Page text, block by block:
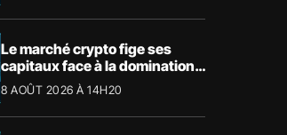
Le marché crypto fige ses
capitaux face à la domination
absolue de Bitcoin
8 AOÛT 2026 À 14H20